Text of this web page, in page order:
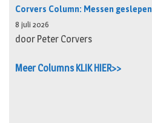
Corvers Column: Messen geslepen
8 juli 2026
door Peter Corvers
Meer Columns KLIK HIER>>